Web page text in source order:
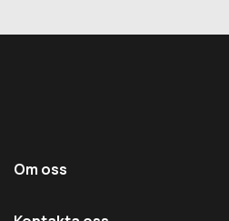
Om oss